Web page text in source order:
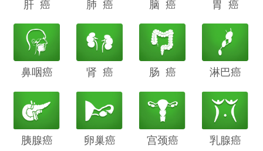
肝 癌 阴道癌肺 癌 甲状腺癌
脑 癌 前列腺癌
胃 癌
鼻咽癌 胆管癌肾 癌
子宫内膜
癌
肠 癌 膀胱癌
淋巴癌
胰腺癌 鳞癌
卵巢癌 骨癌
宫颈癌 喉癌
乳腺癌